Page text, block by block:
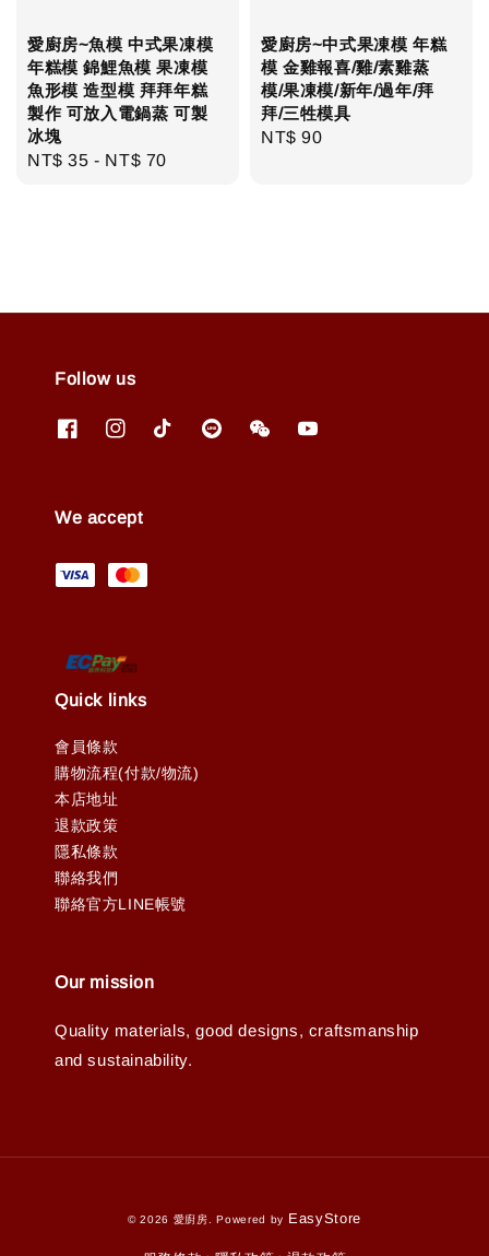
愛廚房~魚模 中式果凍模
年糕模 錦鯉魚模 果凍模
魚形模 造型模 拜拜年糕
製作 可放入電鍋蒸 可製
冰塊
Regular
NT$ 35 - NT$ 70
愛廚房~中式果凍模 年糕
模 金雞報喜/雞/素雞蒸
模/果凍模/新年/過年/拜
拜/三牲模具
Regular
NT$ 90
Follow us
We accept
Quick links
會員條款
購物流程(付款/物流)
本店地址
退款政策
隱私條款
聯絡我們
聯絡官方LINE帳號
Our mission
Quality materials, good designs, craftsmanship
and sustainability.
© 2026 愛廚房. Powered by EasyStore